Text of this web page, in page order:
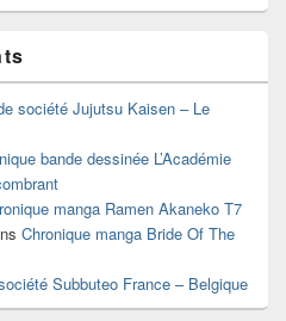
société Jujutsu Kaisen – Le
bande dessinée L’Académie
manga Ramen Akaneko T7
Chronique manga Bride Of The
Subbuteo France – Belgique